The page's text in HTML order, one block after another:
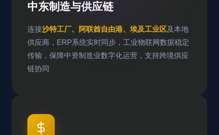
中东制造与供应链
连接沙特工厂、阿联酋自由港、埃及工业区及本地
供应商，ERP系统实时同步，工业物联网数据稳定
传输，保障中资制造业数字化运营，支持跨境供应
链协同